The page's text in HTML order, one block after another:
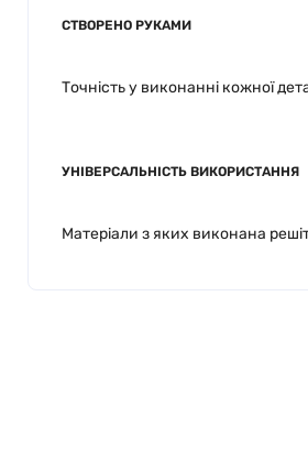
СТВОРЕНО РУКАМИ
Точність у виконанні кожної
УНІВЕРСАЛЬНІСТЬ ВИКОРИСТАННЯ
Матеріали з яких виконана